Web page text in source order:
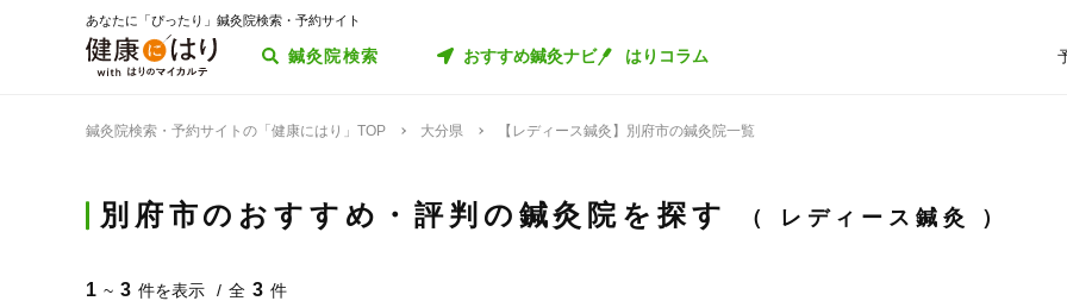
あなたに「ぴったり」鍼灸院検索・予約サイト
鍼灸院検索 おすすめ鍼灸ナビ はりコラム
鍼灸院検索・予約サイトの「健康にはり」TOP 大分県 【レディース鍼灸】別府市の鍼灸院一覧
別府市のおすすめ・評判の鍼灸院を探す レディース鍼灸
1 ~ 3 件を表示 全 3 件